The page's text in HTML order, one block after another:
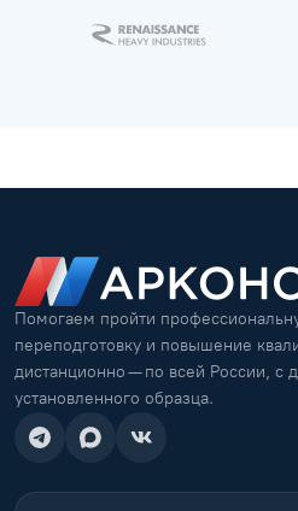
Помогаем пройти
переподготовку и повышение
дистанционно — по всей России, с
установленного образца.